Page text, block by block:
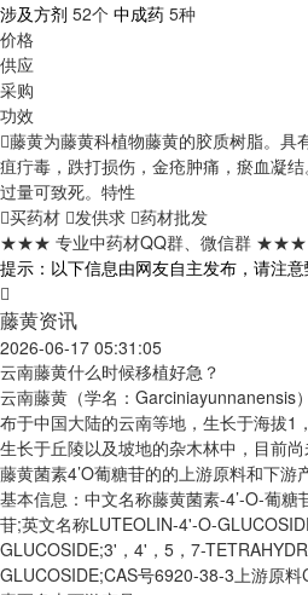
涉及方剂 52个 中成药 5种
价格
供应
采购
功效
藤黄为藤黄科植物藤黄的胶质树脂。具
疽疔毒，跌打损伤，金疮肿痛，瘀血凝结
过量可致死。 特性
买药材 发供求 药材批发
★★★ 专业中药材QQ群、微信群 ★★★
提示：以下信息由网友自主发布，请注意
藤黄资讯
2026-06-17 05:31:05
云南藤黄什么时候移植好急？
云南藤黄（学名：Garciniayunnanensis
布于中国大陆的云南等地，生长于海拔1
生长于丘陵以及坡地的杂木林中，目前尚
藤黄菌素4’O葡糖苷的的上游原料和下游
基本信息：中文名称藤黄菌素-4’-O-葡
苷;英文名称LUTEOLIN-4'-O-
GLUCOSIDE;3'，4'，5，7-
GLUCOSIDE;CAS号6920-38-3上游原